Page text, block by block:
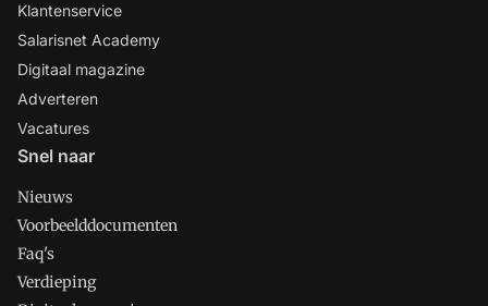
Klantenservice
Salarisnet Academy
Digitaal magazine
Adverteren
Vacatures
Snel naar
Nieuws
Voorbeelddocumenten
Faq's
Verdieping